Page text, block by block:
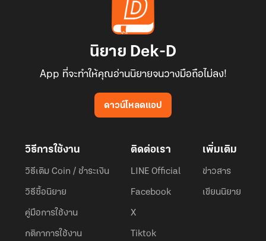
นิยาย Dek-D
App ที่จะทำให้คุณอ่านนิยายจนวางมือถือไม่ลง!
ดาวน์โหลดแอป
วิธีการใช้งาน
วิธีเติม Coin / ชำระเงิน
วิธีซื้อนิยาย
คู่มือการใช้งาน
กติกาการใช้งาน
ติดต่อเรา
LINE Official
Facebook
X
Tiktok
เพิ่มเติม
ข่าวสาร
เขียนนิยาย